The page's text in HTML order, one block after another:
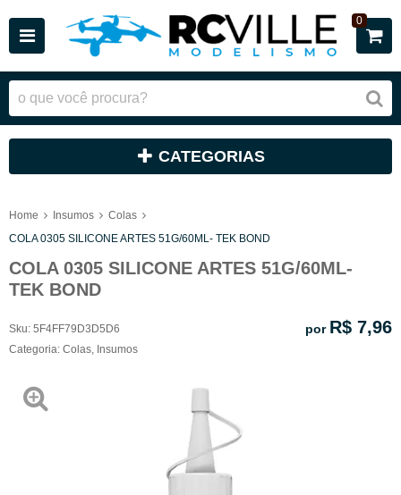
0
CATEGORIAS
Home Insumos
Colas
COLA 0305 SILICONE ARTES 51G/60ML- TEK BOND
COLA 0305 SILICONE ARTES 51G/60ML-
TEK BOND
Sku: 5F4FF79D3D5D6
Categoria: Colas Insumos
por R$ 7,96